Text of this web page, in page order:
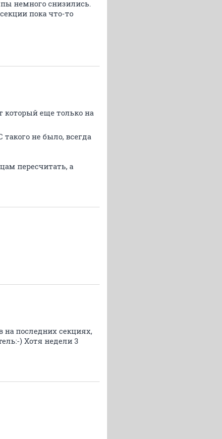
немного снизились.
пока что-то
который еще только на
не было, всегда
пересчитать, а
на последних секциях,
) Хотя недели 3